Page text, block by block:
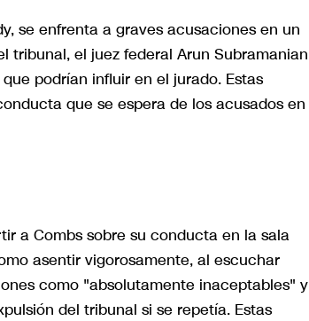
se enfrenta a graves acusaciones en un
tribunal, el juez federal Arun Subramanian
podrían influir en el jurado. Estas
que se espera de los acusados en
a Combs sobre su conducta en la sala
asentir vigorosamente, al escuchar
como "absolutamente inaceptables" y
del tribunal si se repetía. Estas